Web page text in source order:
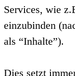
Services, wie
einzubinden
als “Inhalte”).
Dies setzt